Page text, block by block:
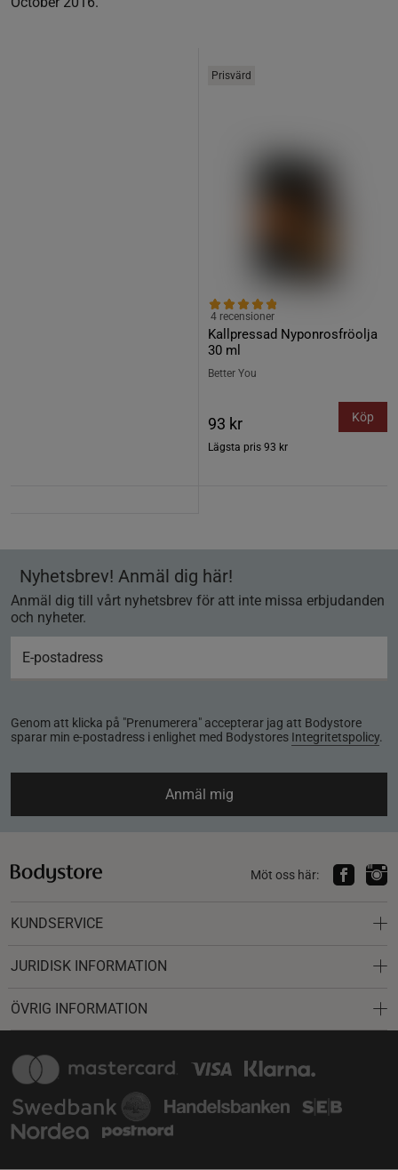
Prisvärd
Kallpressad Nyponrosfröolja
30 ml
4 recensioner
Better You
93 kr
Lägsta pris 93 kr
Köp
Nyhetsbrev! Anmäl dig här!
Anmäl dig till vårt nyhetsbrev för att inte missa erbjudanden
och nyheter.
Genom att klicka på "Prenumerera" accepterar jag att Bodystore
sparar min e-postadress i enlighet med Bodystores Integritetspolicy.
Anmäl mig
Möt oss här:
KUNDSERVICE
JURIDISK INFORMATION
ÖVRIG INFORMATION